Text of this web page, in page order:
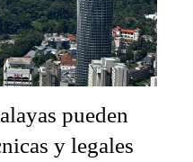
pueden
y legales